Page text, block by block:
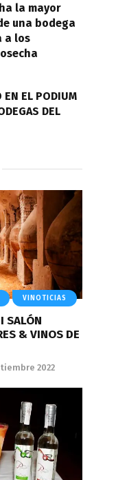
la mayor
una bodega
a los
EN EL PODIUM
DEL
VINOTICIAS
SALÓN
& VINOS DE
2022